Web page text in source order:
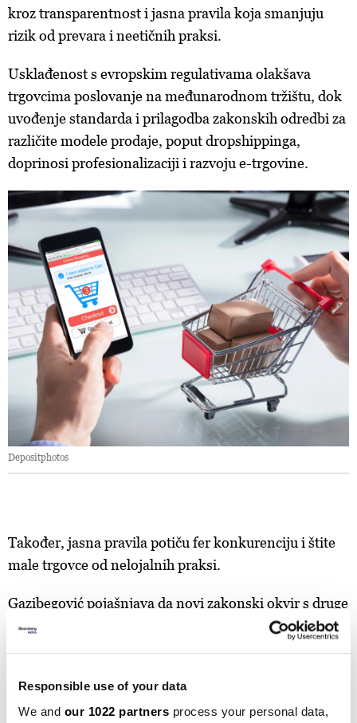
Responsible use of your data
We and our 1022 partners process your personal data,
kroz transparentnost i jasna pravila koja smanjuju
rizik od prevara i neetičnih praksi.
Usklađenost s evropskim regulativama olakšava
trgovcima poslovanje na međunarodnom tržištu, dok
uvođenje standarda i prilagodba zakonskih odredbi za
različite modele prodaje, poput dropshippinga,
doprinosi profesionalizaciji i razvoju e-trgovine.
Depositphotos
Također, jasna pravila potiču fer konkurenciju i štite
male trgovce od nelojalnih praksi.
Gazibegović pojašnjava da novi zakonski okvir s druge
strane može biti opterećenje za male ili novoosnovane
poslovanja.